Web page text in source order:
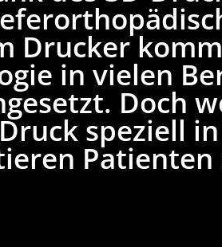
Drucker
in vielen
Doch
speziell
Patienten